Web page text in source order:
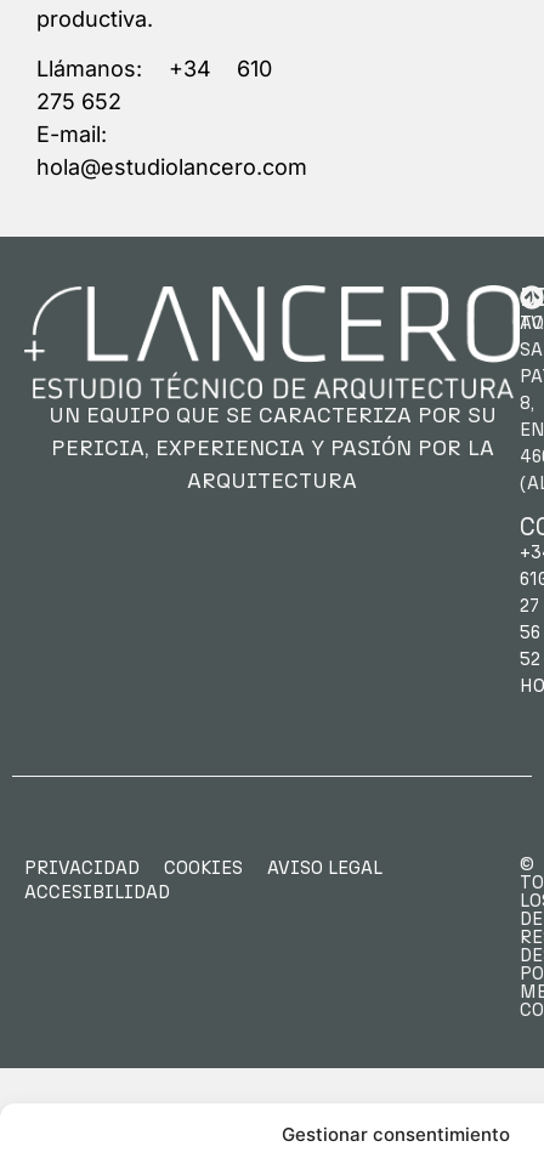
Gestionar consentimiento
productiva.
Llámanos: +34 610
275 652
E-mail:
hola@estudiolancero.com
UN EQUIPO QUE SE CARACTERIZA POR SU
PERICIA, EXPERIENCIA Y PASIÓN POR LA
ARQUITECTURA
AV.
8,
27
56
52
PRIVACIDAD COOKIES
AVISO LEGAL
ACCESIBILIDAD
©